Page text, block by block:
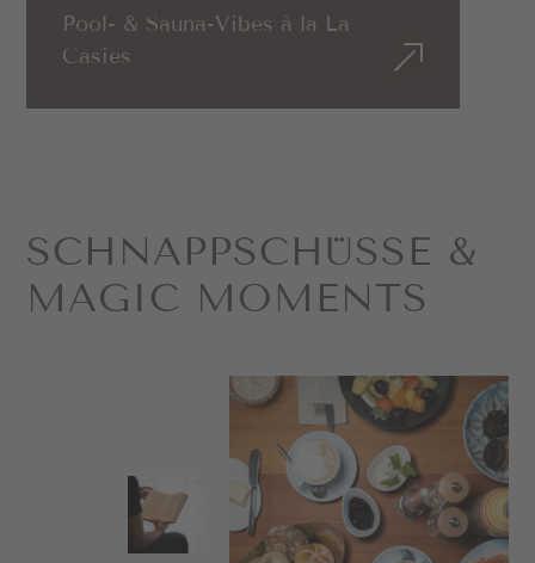
Pool- & Sauna-Vibes à la La
Casies
SCHNAPP­SCHÜSSE &
MAGIC MOMENTS